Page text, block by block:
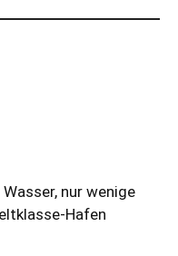
nur wenige
Hafen